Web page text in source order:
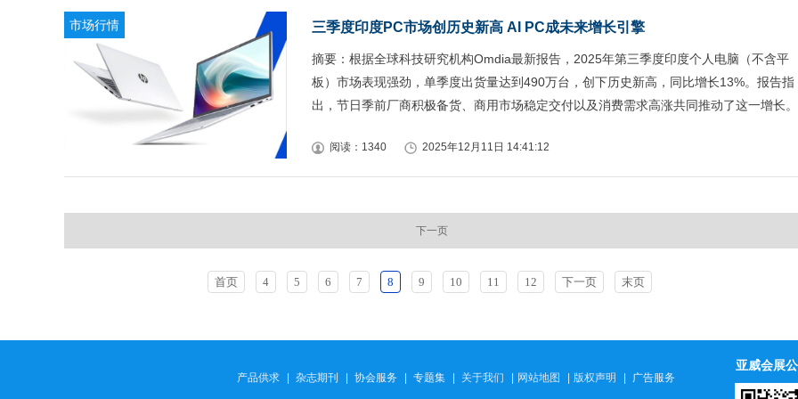
市场行情 三季度印度PC市场创历史新高 AI PC成未来增长引擎
摘要：根据全球科技研究机构Omdia最新报告，2025年第三季度印度个人电脑（不含平
板）市场表现强劲，单季度出货量达到490万台，创下历史新高，同比增长13%。报告指
出，节日季前厂商积极备货、商用市场稳定交付以及消费需求高涨共同推动了这一增长。
阅读：1340 2025年12月11日 14:41:12
下一页
首页 4 5 6 7 8 9 10 11 12 下一页 末页
产品供求 杂志期刊 协会服务 专题集 关于我们 网站地图 版权声明 广告服务
亚威会展